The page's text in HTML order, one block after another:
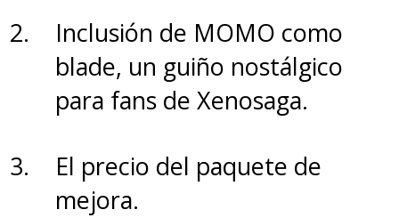
opción de hacer recortes de
hasta 100x ( Super Zoom Pro).
Mantiene una nitidez excelente
en retratos y tomas lejanas,
logrando un desenfoque de
fondo (bokeh)
Inclusión de MOMO como
blade, un guiño nostálgico
para fans de Xenosaga.
El precio del paquete de
mejora.